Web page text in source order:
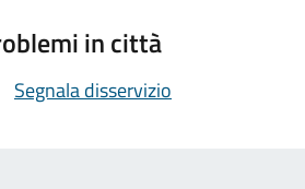
in città
Segnala disservizio